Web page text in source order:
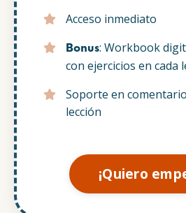
Acceso inmediato
Bonus: Workbook
con ejercicios en cada
Soporte en
lección
¡Quiero